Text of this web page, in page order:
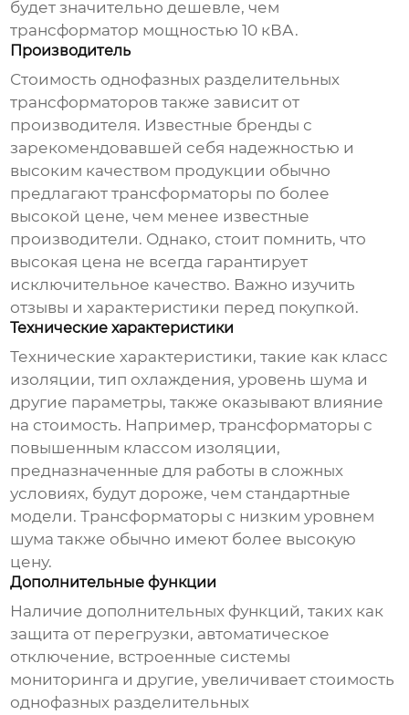
будет значительно дешевле, чем
трансформатор мощностью 10 кВА.
Производитель
Стоимость однофазных разделительных
трансформаторов также зависит от
производителя. Известные бренды с
зарекомендовавшей себя надежностью и
высоким качеством продукции обычно
предлагают трансформаторы по более
высокой цене, чем менее известные
производители. Однако, стоит помнить, что
высокая цена не всегда гарантирует
исключительное качество. Важно изучить
отзывы и характеристики перед покупкой.
Технические характеристики
Технические характеристики, такие как класс
изоляции, тип охлаждения, уровень шума и
другие параметры, также оказывают влияние
на стоимость. Например, трансформаторы с
повышенным классом изоляции,
предназначенные для работы в сложных
условиях, будут дороже, чем стандартные
модели. Трансформаторы с низким уровнем
шума также обычно имеют более высокую
цену.
Дополнительные функции
Наличие дополнительных функций, таких как
защита от перегрузки, автоматическое
отключение, встроенные системы
мониторинга и другие, увеличивает стоимость
однофазных разделительных